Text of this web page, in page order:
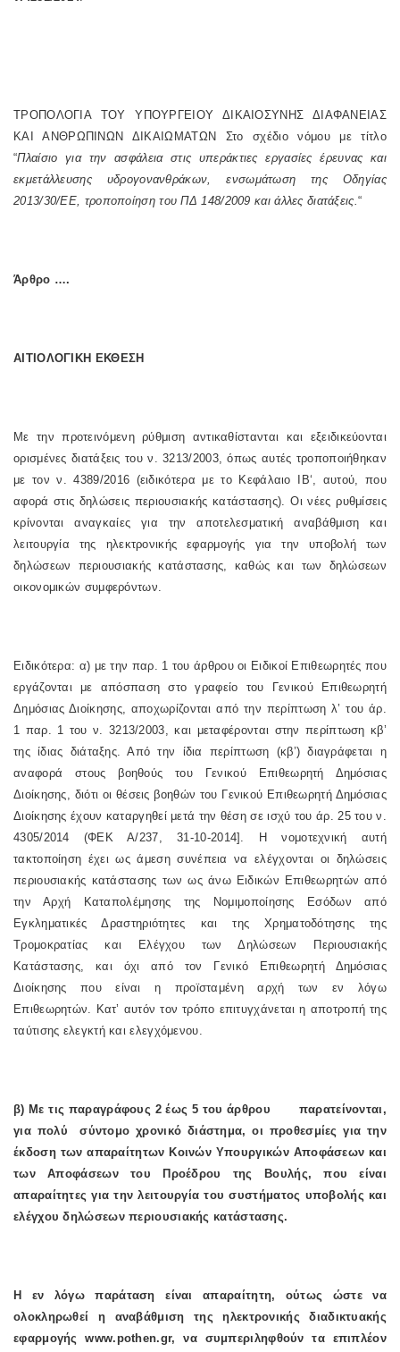
ΤΡΟΠΟΛΟΓΙΑ ΤΟΥ ΥΠΟΥΡΓΕΙΟΥ ΔΙΚΑΙΟΣΥΝΗΣ ΔΙΑΦΑΝΕΙΑΣ
ΚΑΙ ΑΝΘΡΩΠΙΝΩΝ ΔΙΚΑΙΩΜΑΤΩΝ Στο σχέδιο νόμου με τίτλο
“Πλαίσιο για την ασφάλεια στις υπεράκτιες εργασίες έρευνας και
εκμετάλλευσης υδρογονανθράκων, ενσωμάτωση της Οδηγίας
2013/30/ΕΕ, τροποποίηση του ΠΔ 148/2009 και άλλες διατάξεις.“
Άρθρο ….
ΑΙΤΙΟΛΟΓΙΚΗ ΕΚΘΕΣΗ
Με την προτεινόμενη ρύθμιση αντικαθίστανται και εξειδικεύονται
ορισμένες διατάξεις του ν. 3213/2003, όπως αυτές τροποποιήθηκαν
με τον ν. 4389/2016 (ειδικότερα με το Κεφάλαιο
IB‘, αυτού, που
αφορά στις δηλώσεις περιουσιακής κατάστασης). Οι νέες ρυθμίσεις
κρίνονται αναγκαίες για την αποτελεσματική αναβάθμιση και
λειτουργία της ηλεκτρονικής εφαρμογής για την υποβολή των
δηλώσεων περιουσιακής κατάστασης, καθώς και των δηλώσεων
οικονομικών συμφερόντων.
Ειδικότερα: α) με την παρ. 1 του άρθρου οι Ειδικοί Επιθεωρητές που
εργάζονται με απόσπαση στο γραφείο του Γενικού Επιθεωρητή
Δημόσιας Διοίκησης, αποχωρίζονται από την περίπτωση λ’ του άρ.
1 παρ. 1 του ν. 3213/2003, και μεταφέρονται στην περίπτωση κβ’
της ίδιας διάταξης. Από την ίδια περίπτωση (κβ’) διαγράφεται η
αναφορά στους βοηθούς του Γενικού Επιθεωρητή Δημόσιας
Διοίκησης, διότι οι θέσεις βοηθών του Γενικού Επιθεωρητή Δημόσιας
Διοίκησης έχουν καταργηθεί μετά την θέση σε ισχύ του άρ. 25 του ν.
4305/2014 (ΦΕΚ Α/237, 31-10-2014]. Η νομοτεχνική αυτή
τακτοποίηση έχει ως άμεση συνέπεια να ελέγχονται οι δηλώσεις
περιουσιακής κατάστασης των ως άνω Ειδικών Επιθεωρητών από
την Αρχή Καταπολέμησης της Νομιμοποίησης Εσόδων από
Εγκληματικές Δραστηριότητες και της Χρηματοδότησης της
Τρομοκρατίας και Ελέγχου των Δηλώσεων Περιουσιακής
Κατάστασης, και όχι από τον Γενικό Επιθεωρητή Δημόσιας
Διοίκησης που είναι η προϊσταμένη αρχή των εν λόγω
Επιθεωρητών. Κατ’ αυτόν τον τρόπο επιτυγχάνεται η αποτροπή της
ταύτισης ελεγκτή και ελεγχόμενου.
β) Με τις παραγράφους 2 έως 5 του άρθρου
παρατείνονται,
για πολύ
σύντομο χρονικό διάστημα, οι προθεσμίες για την
έκδοση των απαραίτητων Κοινών Υπουργικών Αποφάσεων και
των Αποφάσεων του Προέδρου της Βουλής, που είναι
απαραίτητες για την λειτουργία του συστήματος υποβολής και
ελέγχου δηλώσεων περιουσιακής κατάστασης.
Η εν λόγω παράταση είναι απαραίτητη, ούτως ώστε να
ολοκληρωθεί η αναβάθμιση της ηλεκτρονικής διαδικτυακής
εφαρμογήςwww.pothen.gr, να συμπεριληφθούν τα επιπλέον